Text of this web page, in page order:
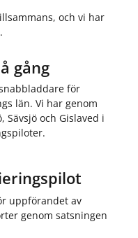
och vi har
gång
för
län. Vi har genom
Sävsjö och Gislaved i
uppförandet av
genom satsningen